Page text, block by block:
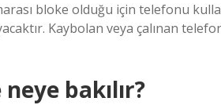
bloke olduğu için telefonu
Kaybolan veya çalınan
bakılır?